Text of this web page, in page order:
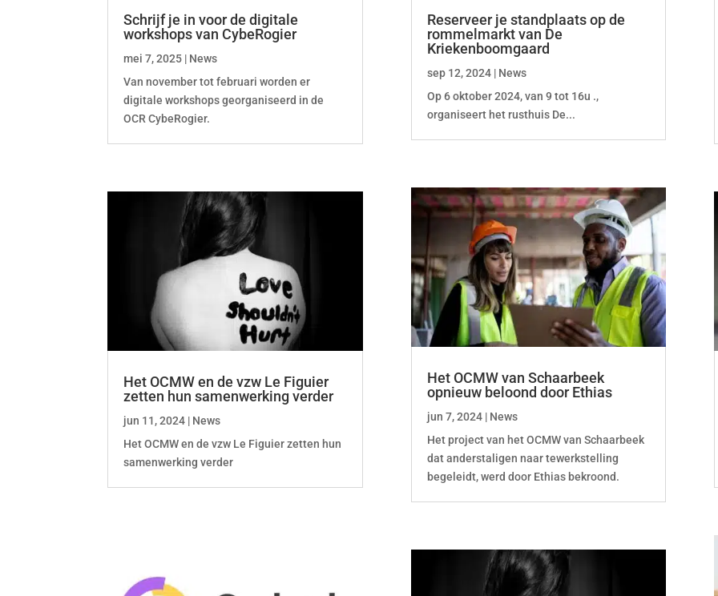
Schrijf je in voor de digitale
workshops van CybeRogier
mei 7, 2025 | News
Van november tot februari worden er
digitale workshops georganiseerd in de
OCR CybeRogier.
Het OCMW en de vzw Le Figuier
zetten hun samenwerking verder
jun 11, 2024 | News
Het OCMW en de vzw Le Figuier zetten hun
samenwerking verder
Reserveer je standplaats op de
rommelmarkt van De
Kriekenboomgaard
sep 12, 2024| News
Op 6 oktober 2024, van 9 tot 16u .,
organiseert het rusthuis De...
Het OCMW van Schaarbeek
opnieuw beloond door Ethias
jun 7, 2024| News
Het project van het OCMW van Schaarbeek
dat anderstaligen naar tewerkstelling
begeleidt, werd door Ethias bekroond.